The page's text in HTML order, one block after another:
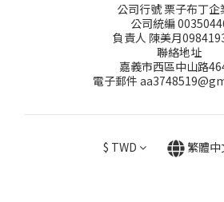
公司行號 栗子布丁企
公司統編
負責人 陳美月
聯絡地址
嘉義市西區中山路
電子郵件
$ TWD 繁體中